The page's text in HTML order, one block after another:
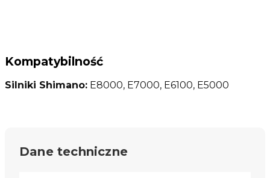
Kompatybilność
Silniki Shimano: E8000, E7000, E6100, E5000
Dane techniczne